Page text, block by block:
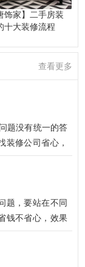
饰家】二手房装
十大装修流程
查看更多
题没有统一的答
装修公司省心，
题，要站在不同
钱不省心，效果
有专业的设计师
唐饰家还免费赠